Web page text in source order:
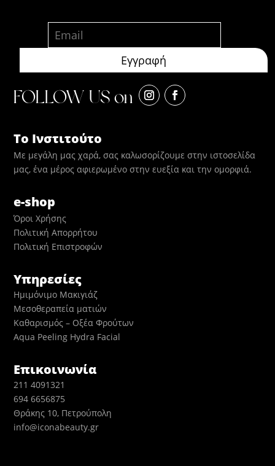
FOLLOW US on
Το Ινστιτούτο
Με μεγάλη μας χαρά, σας καλωσορίζουμε στην ιστοσελίδα
μας, ένα μέρος αφιερωμένο στην ευεξία και την ομορφιά.
e-shop
Όροι Χρήσης
Πολιτική Απορρήτου
Πολιτική Επιστροφών
Υπηρεσίες
Ημιμόνιμο Μακιγιάζ
Μεσοθεραπεία ματιών
Καθαρισμός – Οξέα Φρούτων
Aqua Peeling Hydra Facial
Επικοινωνία
211 4091321
694 6656875
Θράκης 10, Πετρούπολη
info@iconabeauty.gr